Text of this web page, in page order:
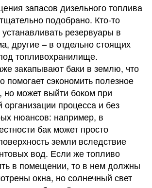
запасов дизельного топлива
подобрано. Кто-то
резервуары в
другие – в отдельно стоящих
топливохранилище.
закапывают баки в землю, что
помогает сэкономить полезное
но может выйти боком при
организации процесса и без
нюансов: например, в
бак может просто
земли вследствие
вод. Если же топливо
в помещении, то в нем должны
окна, но солнечный свет